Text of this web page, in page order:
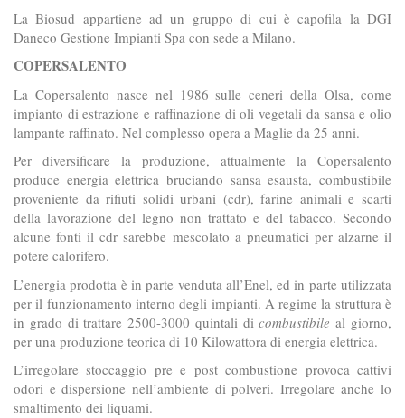
La Biosud appartiene ad un gruppo di cui è capofila la DGI
Daneco Gestione Impianti Spa con sede a Milano.
COPERSALENTO
La Copersalento nasce nel 1986 sulle ceneri della Olsa, come
impianto di estrazione e raffinazione di oli vegetali da sansa e olio
lampante raffinato. Nel complesso opera a Maglie da 25 anni.
Per diversificare la produzione, attualmente la Copersalento
produce energia elettrica bruciando sansa esausta, combustibile
proveniente da rifiuti solidi urbani (cdr), farine animali e scarti
della lavorazione del legno non trattato e del tabacco. Secondo
alcune fonti il cdr sarebbe mescolato a pneumatici per alzarne il
potere calorifero.
L’energia prodotta è in parte venduta all’Enel, ed in parte utilizzata
per il funzionamento interno degli impianti. A regime la struttura è
in grado di trattare 2500-3000 quintali dicombustibile al giorno,
per una produzione teorica di 10 Kilowattora di energia elettrica.
L’irregolare stoccaggio pre e post combustione provoca cattivi
odori e dispersione nell’ambiente di polveri. Irregolare anche lo
smaltimento dei liquami.